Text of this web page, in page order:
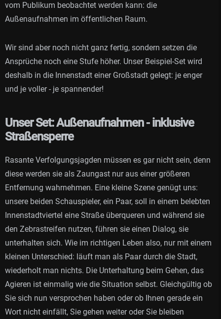
vom Publikum beobachtet werden kann: die
Außenaufnahmen im öffentlichen Raum.
Wir sind aber noch nicht ganz fertig, sondern setzen die
Ansprüche noch eine Stufe höher. Unser Beispiel-Set wird
deshalb in die Innenstadt einer Großstadt gelegt: je enger
und je voller - je spannender!
Unser Set: Außenaufnahmen - inklusive
Straßensperre
Rasante Verfolgungsjagden müssen es gar nicht sein, denn
diese werden sie als Zaungast nur aus einer größeren
Entfernung wahrnehmen. Eine kleine Szene genügt uns:
unsere beiden Schauspieler, ein Paar, soll in einem belebten
Innenstadtviertel eine Straße überqueren und während sie
den Zebrastreifen nutzen, führen sie einen Dialog, sie
unterhalten sich. Wie im richtigen Leben also, nur mit einem
kleinen Unterschied: läuft man als Paar durch die Stadt,
wiederholt man nichts. Die Unterhaltung beim Gehen, das
Agieren ist einmalig wie die Situation selbst. Gleichgültig ob
Sie sich nun versprochen haben oder ob Ihnen gerade ein
Wort nicht einfällt, Sie gehen weiter oder Sie bleiben